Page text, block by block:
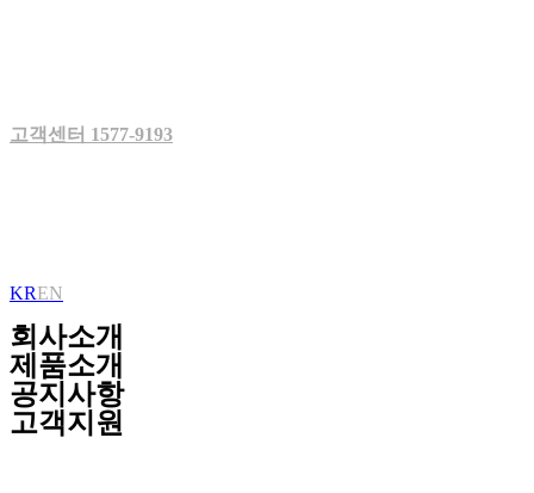
고객센터 1577-9193
KREN
회사소개
제품소개
공지사항
고객지원